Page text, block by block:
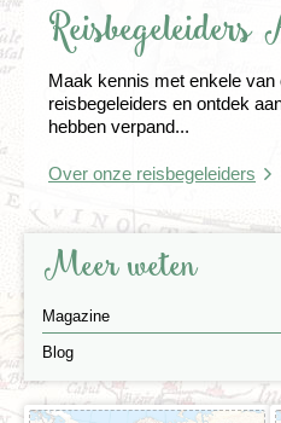
Reisbegeleiders
Maak kennis met enkele van
reisbegeleiders en ontdek
hebben verpand...
Over onze reisbegeleiders
Meer weten
Magazine
Blog